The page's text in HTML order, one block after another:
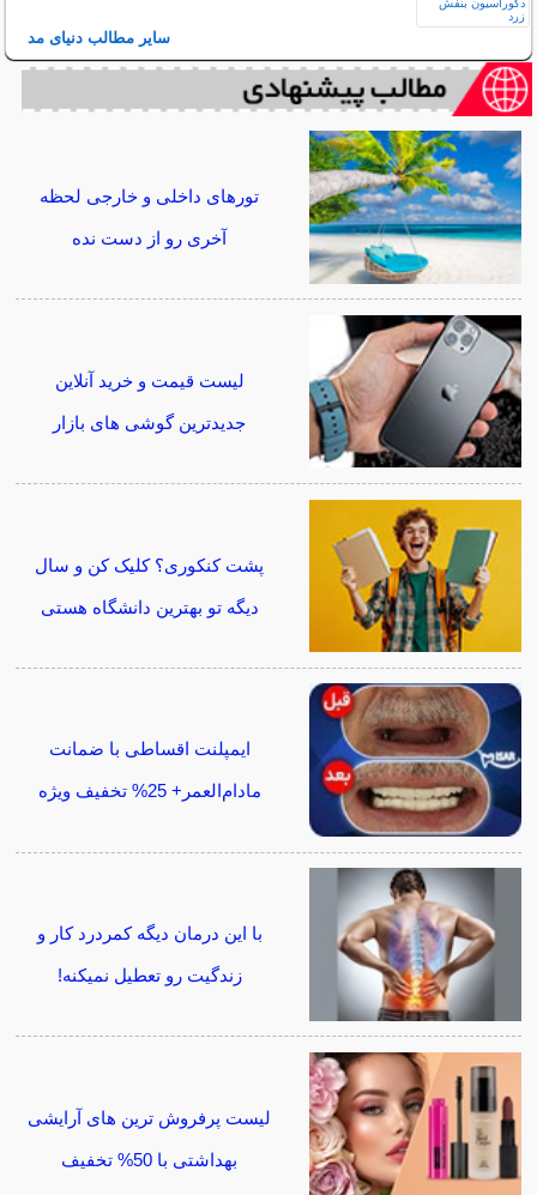
سایر مطالب دنیای مد
تورهای داخلی و خارجی لحظه
آخری رو از دست نده
لیست قیمت و خرید آنلاین
جدیدترین گوشی های بازار
پشت کنکوری؟ کلیک کن و سال
دیگه تو بهترین دانشگاه هستی
ایمپلنت اقساطی با ضمانت
مادام‌العمر+ 25% تخفیف ویژه
با این درمان دیگه کمردرد کار و
زندگیت رو تعطیل نمیکنه!
لیست پرفروش ترین های آرایشی
بهداشتی با 50% تخفیف